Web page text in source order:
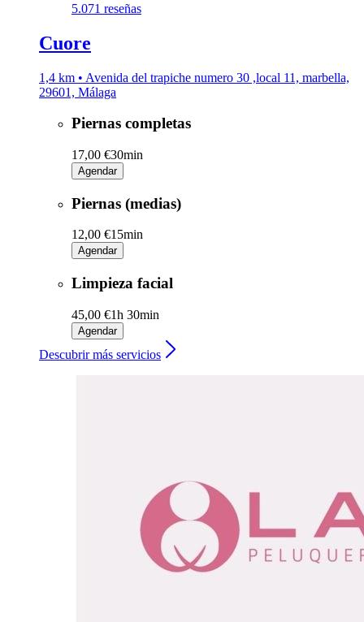
5.071 reseñas
Cuore
1,4 km • Avenida del trapiche numero 30 ,local 11, marbella,
29601, Málaga
Piernas completas
17,00 €30min
Agendar
Piernas (medias)
12,00 €15min
Agendar
Limpieza facial
45,00 €1h 30min
Agendar
Descubrir más servicios